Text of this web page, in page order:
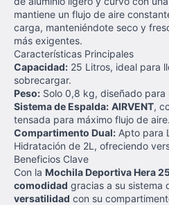
mantiene un flujo de aire
carga, manteniéndote seco y
más exigentes.
Características Principales
Capacidad: 25 Litros, ideal para
sobrecargar.
Peso: Solo 0,8 kg, diseñado
Sistema de Espalda: AIRVENT,
tensada para máximo flujo de aire.
Compartimento Dual: Apto para
Hidratación de 2L, ofreciendo
Beneficios Clave
Con la Mochila Deportiva Hera
comodidad gracias a su sistema
versatilidad con su